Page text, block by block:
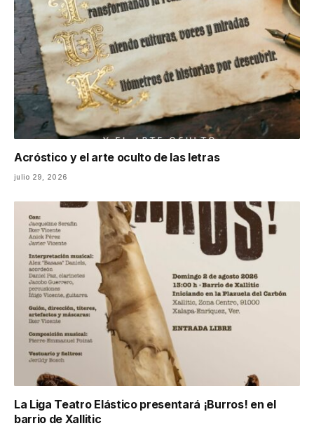
Acróstico y el arte oculto de las letras
julio 29, 2026
La Liga Teatro Elástico presentará ¡Burros! en el
barrio de Xallitic